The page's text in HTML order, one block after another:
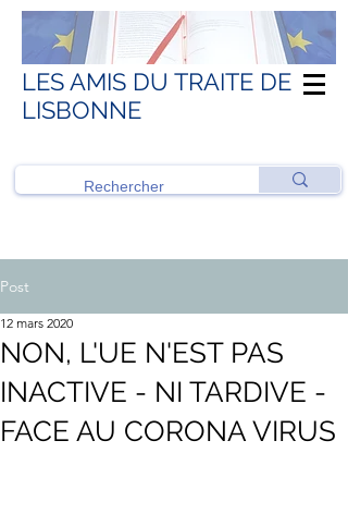
LES AMIS DU TRAITE DE
LISBONNE
Post
NON, L'UE N'EST PAS
INACTIVE - NI TARDIVE -
FACE AU CORONA VIRUS
12 mars 2020